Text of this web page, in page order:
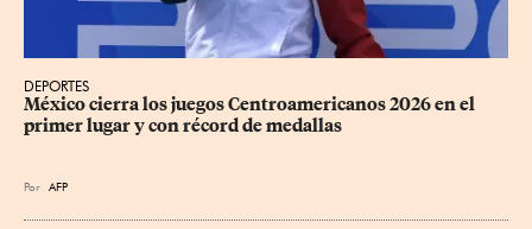
DEPORTES
México cierra los juegos Centroamericanos 2026 en el
primer lugar y con récord de medallas
Por AFP